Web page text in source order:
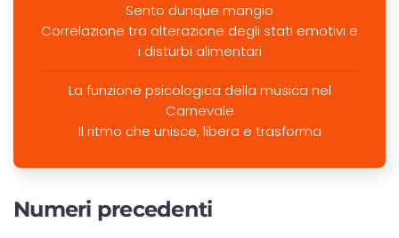
Sento dunque mangio
Correlazione tra alterazione degli stati emotivi e
i disturbi alimentari
La funzione psicologica della musica nel
Carnevale
Il ritmo che unisce, libera e trasforma
Numeri precedenti